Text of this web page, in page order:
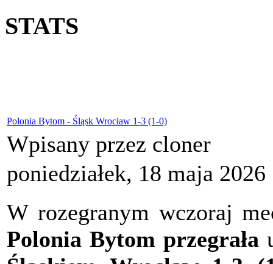
STATS
Polonia Bytom - Śląsk Wrocław 1-3 (1-0)
Wpisany przez cloner
poniedziałek, 18 maja 2026
W rozegranym wczoraj
Polonia Bytom przegrała